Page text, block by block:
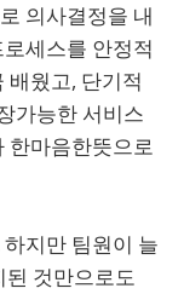
의사결정을 내
세스를 안정적
배웠고, 단기적
가능한 서비스
한마음한뜻으로
지만 팀원이 늘
것만으로도